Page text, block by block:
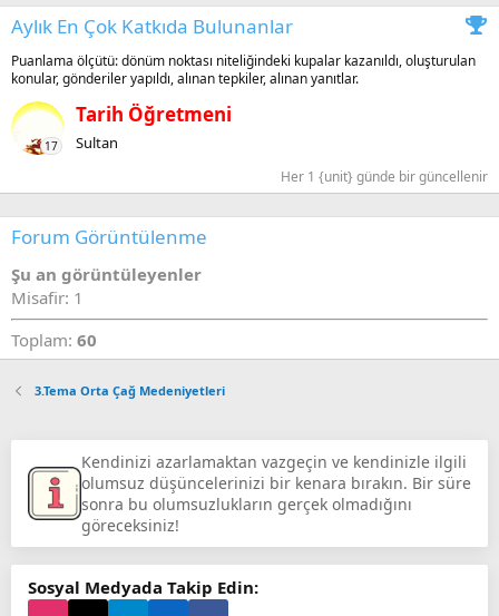
Aylık En Çok Katkıda Bulunanlar
Puanlama ölçütü: dönüm noktası niteliğindeki kupalar kazanıldı, oluşturulan
konular, gönderiler yapıldı, alınan tepkiler, alınan yanıtlar.
17
Tarih Öğretmeni
Sultan
Her 1 {unit} günde bir güncellenir
Forum Görüntülenme
Şu an görüntüleyenler
Misafir: 1
Toplam: 60
3.Tema Orta Çağ Medeniyetleri
Kendinizi azarlamaktan vazgeçin ve kendinizle ilgili
olumsuz düşüncelerinizi bir kenara bırakın. Bir süre
sonra bu olumsuzlukların gerçek olmadığını
göreceksiniz!
Sosyal Medyada Takip Edin: